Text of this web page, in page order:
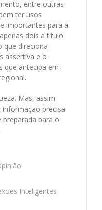
entre outras
ter usos
importantes para a
dois a título
que direciona
assertiva e o
que antecipa em
Mas, assim
precisa
para o
Inteligentes